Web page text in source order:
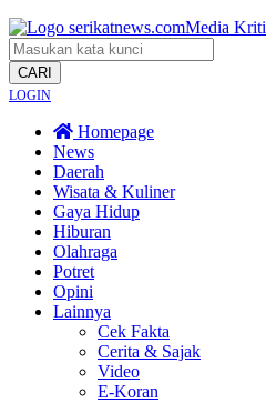
CARI
LOGIN
Homepage
News
Daerah
Wisata & Kuliner
Gaya Hidup
Hiburan
Olahraga
Potret
Opini
Lainnya
Cek Fakta
Cerita & Sajak
Video
E-Koran